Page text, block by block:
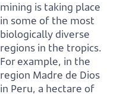
mining is taking place
in some of the most
biologically diverse
regions in the tropics.
For example, in the
region Madre de Dios
in Peru, a hectare of